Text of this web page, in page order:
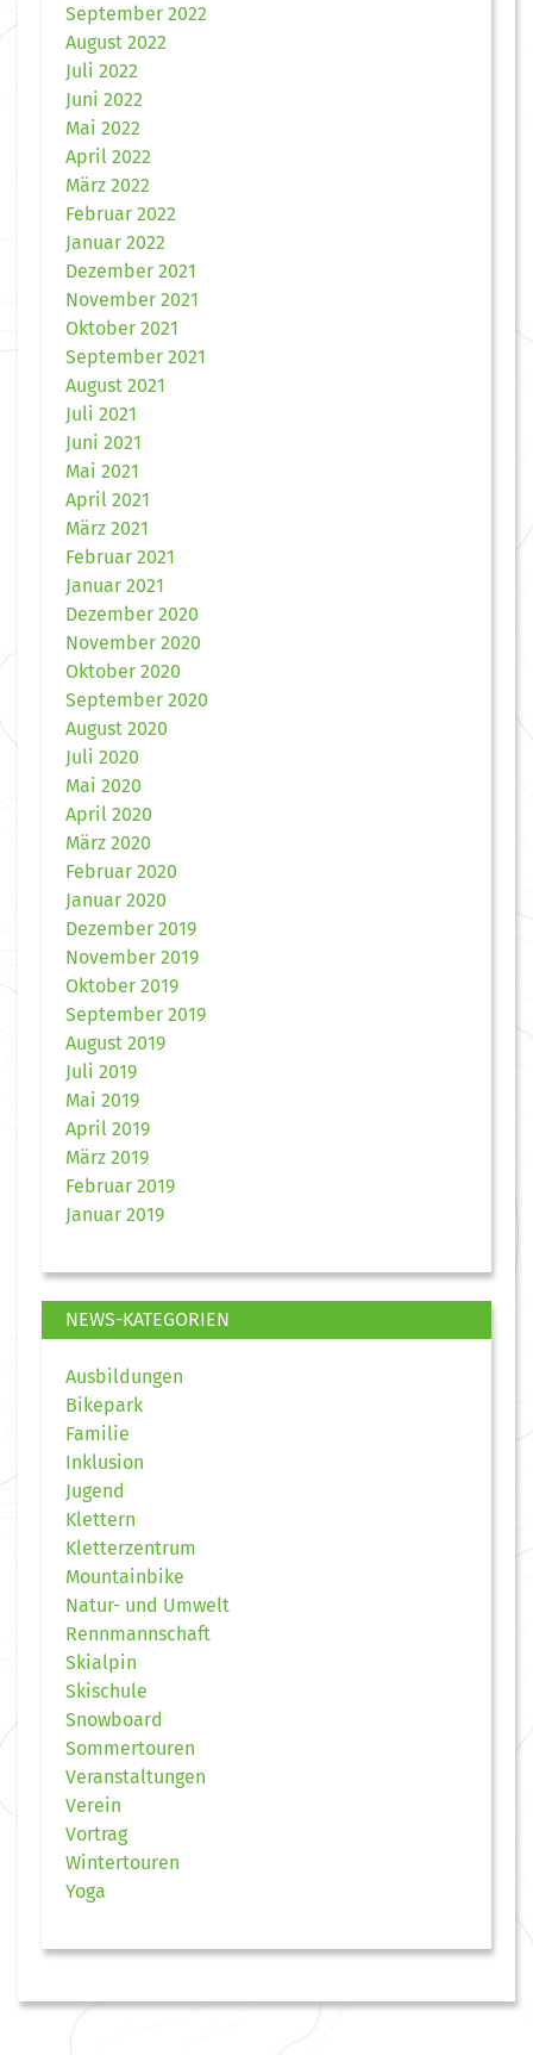
September 2022
August 2022
Juli 2022
Juni 2022
Mai 2022
April 2022
März 2022
Februar 2022
Januar 2022
Dezember 2021
November 2021
Oktober 2021
September 2021
August 2021
Juli 2021
Juni 2021
Mai 2021
April 2021
März 2021
Februar 2021
Januar 2021
Dezember 2020
November 2020
Oktober 2020
September 2020
August 2020
Juli 2020
Mai 2020
April 2020
März 2020
Februar 2020
Januar 2020
Dezember 2019
November 2019
Oktober 2019
September 2019
August 2019
Juli 2019
Mai 2019
April 2019
März 2019
Februar 2019
Januar 2019
NEWS-KATEGORIEN
Ausbildungen
Bikepark
Familie
Inklusion
Jugend
Klettern
Kletterzentrum
Mountainbike
Natur- und Umwelt
Rennmannschaft
Skialpin
Skischule
Snowboard
Sommertouren
Veranstaltungen
Verein
Vortrag
Wintertouren
Yoga